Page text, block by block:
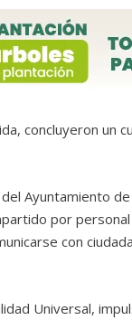
concluyeron un
Ayuntamiento
por
con
Universal,